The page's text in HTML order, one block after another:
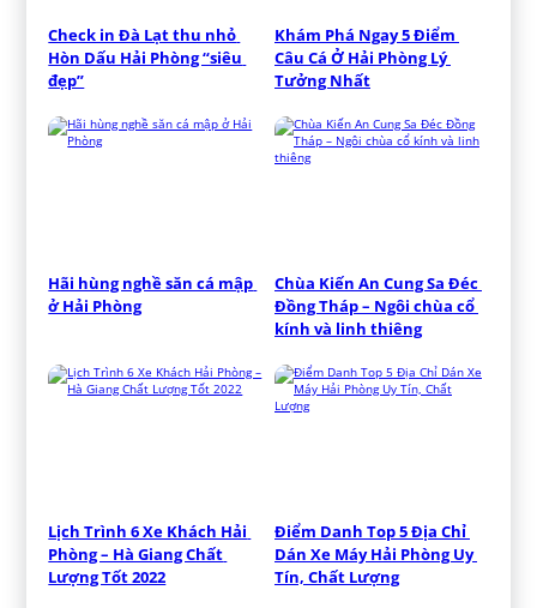
Check in Đà Lạt thu nhỏ
Hòn Dấu Hải Phòng “siêu
đẹp”
Khám Phá Ngay 5 Điểm
Câu Cá Ở Hải Phòng Lý
Tưởng Nhất
Hãi hùng nghề săn cá mập
ở Hải Phòng
Chùa Kiến An Cung Sa Đéc
Đồng Tháp – Ngôi chùa cổ
kính và linh thiêng
Lịch Trình 6 Xe Khách Hải
Phòng – Hà Giang Chất
Lượng Tốt 2022
Điểm Danh Top 5 Địa Chỉ
Dán Xe Máy Hải Phòng Uy
Tín, Chất Lượng